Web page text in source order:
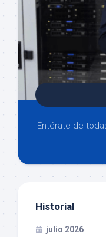
Entérate de
Historial
julio 2026